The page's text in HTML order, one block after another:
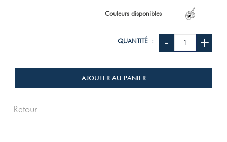
Couleurs disponibles
QUANTITÉ : - +
AJOUTER AU PANIER
Retour